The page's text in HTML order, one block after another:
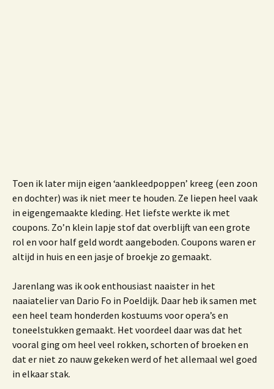
Toen ik later mijn eigen ‘aankleedpoppen’ kreeg (een zoon
en dochter) was ik niet meer te houden. Ze liepen heel vaak
in eigengemaakte kleding. Het liefste werkte ik met
coupons. Zo’n klein lapje stof dat overblijft van een grote
rol en voor half geld wordt aangeboden. Coupons waren er
altijd in huis en een jasje of broekje zo gemaakt.
Jarenlang was ik ook enthousiast naaister in het
naaiatelier van Dario Fo in Poeldijk. Daar heb ik samen met
een heel team honderden kostuums voor opera’s en
toneelstukken gemaakt. Het voordeel daar was dat het
vooral ging om heel veel rokken, schorten of broeken en
dat er niet zo nauw gekeken werd of het allemaal wel goed
in elkaar stak.